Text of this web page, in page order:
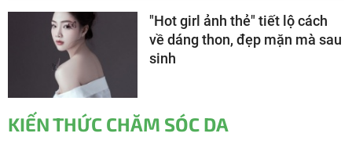
"Hot girl ảnh thẻ" tiết lộ cách
về dáng thon, đẹp mặn mà sau
sinh
KIẾN THỨC CHĂM SÓC DA